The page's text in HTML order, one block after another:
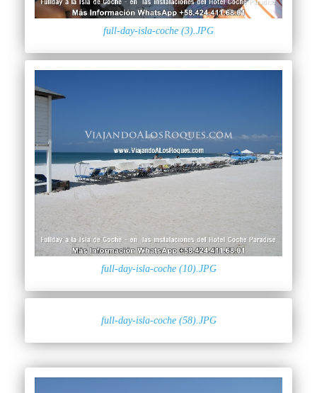
full-day-isla-coche (3).JPG
full-day-isla-coche (10).JPG
full-day-isla-coche (58).JPG